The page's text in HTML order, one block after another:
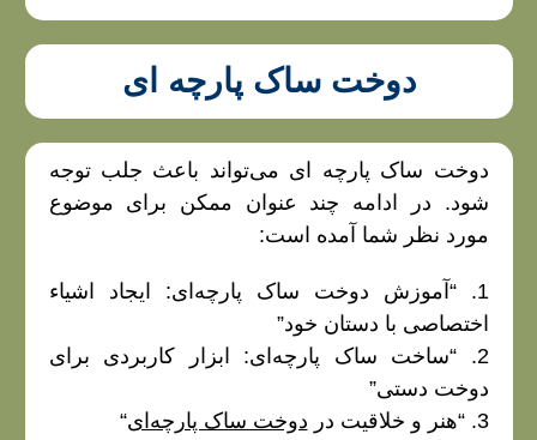
دوخت ساک پارچه ای
دوخت ساک پارچه‌ ای می‌تواند باعث جلب توجه
شود. در ادامه چند عنوان ممکن برای موضوع
مورد نظر شما آمده است:
1. “آموزش دوخت ساک پارچه‌ای: ایجاد اشیاء
اختصاصی با دستان خود”
2. “ساخت ساک پارچه‌ای: ابزار کاربردی برای
دوخت دستی”
3. “هنر و خلاقیت در
دوخت ساک پارچه‌ای“